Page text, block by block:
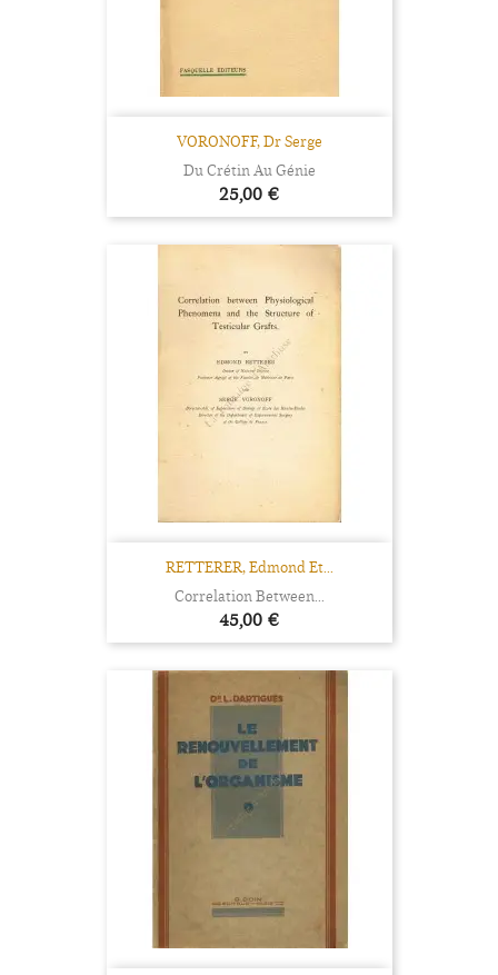
VORONOFF, Dr Serge
Du Crétin Au Génie
Prix
25,00 €
RETTERER, Edmond Et...
Correlation Between...
Prix
45,00 €